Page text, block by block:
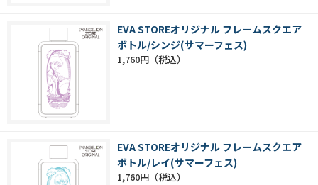
EVA STOREオリジナル フレームスクエア
ボトル/シンジ(サマーフェス)
1,760円
EVA STOREオリジナル フレームスクエア
ボトル/レイ(サマーフェス)
1,760円